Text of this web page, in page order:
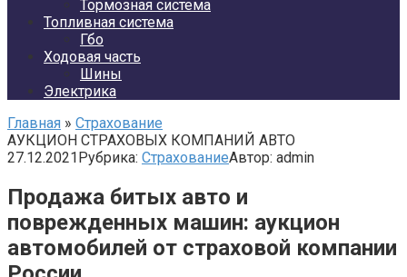
Тормозная система
Топливная система
Гбо
Ходовая часть
Шины
Электрика
Главная » Страхование
АУКЦИОН СТРАХОВЫХ КОМПАНИЙ АВТО
27.12.2021Рубрика: СтрахованиеАвтор: admin
Продажа битых авто и
поврежденных машин: аукцион
автомобилей от страховой компании